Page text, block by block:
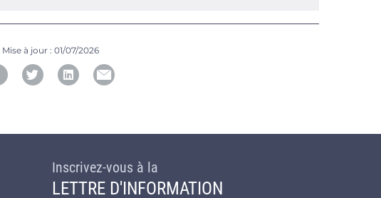
Mise à jour : 01/07/2026
Inscrivez-vous à la
LETTRE D'INFORMATION